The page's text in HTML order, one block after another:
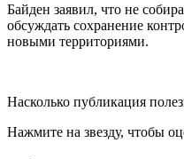
Байден заявил, что не
обсуждать сохранение
новыми территориями.
Насколько публикация
Нажмите на звезду, чтобы